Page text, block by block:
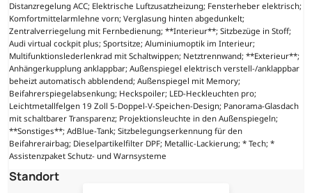
Distanzregelung ACC; Elektrische Luftzusatzheizung; Fensterheber elektrisch;
Komfortmittelarmlehne vorn; Verglasung hinten abgedunkelt;
Zentralverriegelung mit Fernbedienung; **Interieur**; Sitzbezüge in Stoff;
Audi virtual cockpit plus; Sportsitze; Aluminiumoptik im Interieur;
Multifunktionslederlenkrad mit Schaltwippen; Netztrennwand; **Exterieur**;
Anhängerkupplung anklappbar; Außenspiegel elektrisch verstell-/anklappbar
beheizt automatisch abblendend; Außenspiegel mit Memory;
Beifahrerspiegelabsenkung; Heckspoiler; LED-Heckleuchten pro;
Leichtmetallfelgen 19 Zoll 5-Doppel-V-Speichen-Design; Panorama-Glasdach
mit schaltbarer Transparenz; Projektionsleuchte in den Außenspiegeln;
**Sonstiges**; AdBlue-Tank; Sitzbelegungserkennung für den
Beifahrerairbag; Dieselpartikelfilter DPF; Metallic-Lackierung; * Tech; *
Assistenzpaket Schutz- und Warnsysteme
Standort